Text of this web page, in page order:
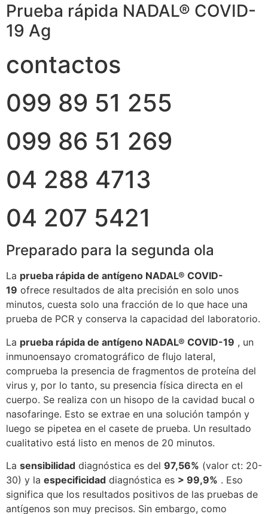
Prueba rápida NADAL® COVID-
19 Ag
contactos
099 89 51 255
099 86 51 269
04 288 4713
04 207 5421
Preparado para la segunda ola
La prueba rápida de antígeno NADAL® COVID-
19 ofrece resultados de alta precisión en solo unos
minutos, cuesta solo una fracción de lo que hace una
prueba de PCR y conserva la capacidad del laboratorio.
La prueba rápida de antígeno NADAL® COVID-19 , un
inmunoensayo cromatográfico de flujo lateral,
comprueba la presencia de fragmentos de proteína del
virus y, por lo tanto, su presencia física directa en el
cuerpo. Se realiza con un hisopo de la cavidad bucal o
nasofaringe. Esto se extrae en una solución tampón y
luego se pipetea en el casete de prueba. Un resultado
cualitativo está listo en menos de 20 minutos.
La sensibilidad diagnóstica es del 97,56% (valor ct: 20-
30) y la especificidad diagnóstica es > 99,9% . Eso
significa que los resultados positivos de las pruebas de
antígenos son muy precisos. Sin embargo, como